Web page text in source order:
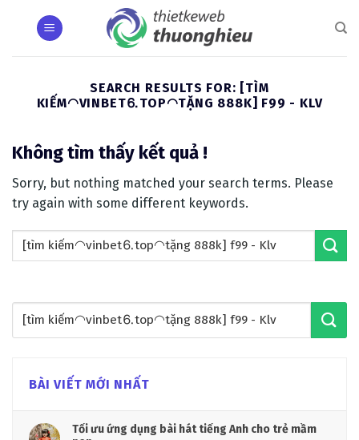
SEARCH RESULTS FOR: [TÌM
KIẾM◠VINBET⒍TOP◠TẶNG 888K] F99 - KLV
BÀI VIẾT MỚI NHẤT
Tối ưu ứng dụng bài hát tiếng Anh cho trẻ mầm
Không tìm thấy kết quả !
Sorry, but nothing matched your search terms. Please
try again with some different keywords.